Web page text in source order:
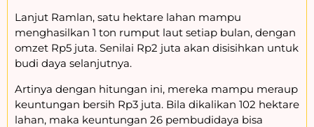
Lanjut Ramlan, satu hektare lahan mampu
menghasilkan 1 ton rumput laut setiap bulan, dengan
omzet Rp5 juta. Senilai Rp2 juta akan disisihkan untuk
budi daya selanjutnya.
Artinya dengan hitungan ini, mereka mampu meraup
keuntungan bersih Rp3 juta. Bila dikalikan 102 hektare
lahan, maka keuntungan 26 pembudidaya bisa